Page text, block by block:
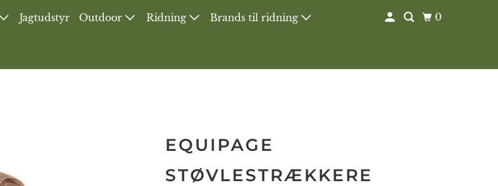
Jagtudstyr Outdoor Ridning Brands til ridning 0
EQUIPAGE
STØVLESTRÆKKERE